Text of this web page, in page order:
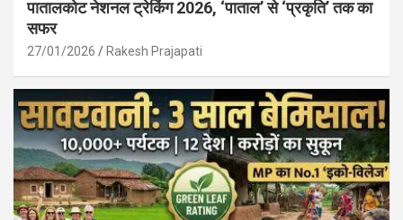
पातालकोट नेशनल ट्रेकिंग 2026, ‘पाताल’ से ‘प्रकृति’ तक का
सफर
27/01/2026 Rakesh Prajapati